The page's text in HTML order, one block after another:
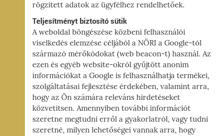
rögzített adatok az ügyfélhez rendelhetőek.
Teljesítményt biztosító sütik
A weboldal böngészése közbeni felhasználói
viselkedés elemzése céljából a NÖRI a Google-tól
származó mérőkódokat (web beacon-t) használ. Az
ezen és egyéb website-okról gyűjtött anonim
információkat a Google is felhasználhatja termékei,
szolgáltatásai fejlesztése érdekében, valamint arra,
hogy az Ön számára releváns hirdetéseket
közvetítsen. Amennyiben további információt
szeretne megtudni erről a gyakorlatról, vagy tudni
szeretné, milyen lehetőségei vannak arra, hogy